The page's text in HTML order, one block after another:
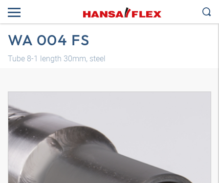
WA 004 FS
Tube 8-1 length 30mm, steel